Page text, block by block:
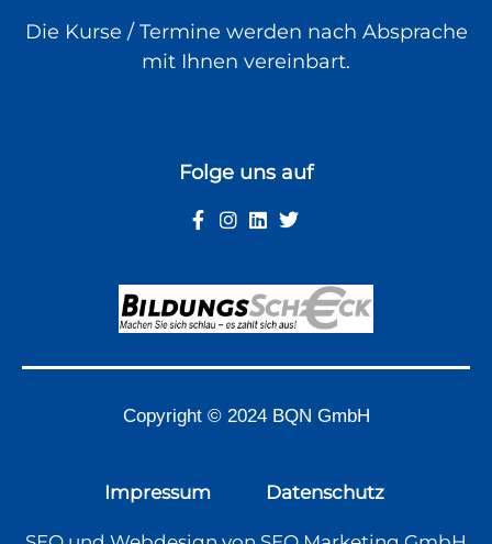
Die Kurse / Termine werden nach Absprache
mit Ihnen vereinbart.
Folge uns auf
Copyright © 2024 BQN GmbH
Impressum Datenschutz